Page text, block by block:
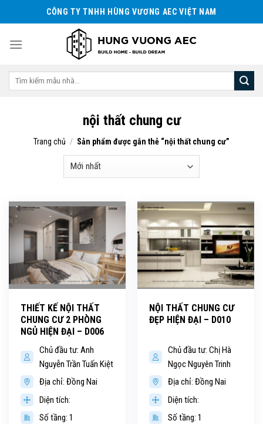
to
CÔNG TY TNHH HÙNG VƯƠNG AEC VIỆT NAM
Tìm
nội thất chung cư
Trang chủ / Sản phẩm được gắn thẻ “nội thất chung cư”
THIẾT KẾ NỘI THẤT
CHUNG CƯ 2 PHÒNG
NGỦ HIỆN ĐẠI – D006
Chủ đầu tư: Anh
Nguyễn Trần Tuấn Kiệt
Địa chỉ: Đồng Nai
Diện tích:
Số tầng: 1
NỘI THẤT CHUNG CƯ
ĐẸP HIỆN ĐẠI – D010
Chủ đầu tư: Chị Hà
Ngọc Nguyên Trinh
Địa chỉ: Đồng Nai
Diện tích:
Số tầng: 1